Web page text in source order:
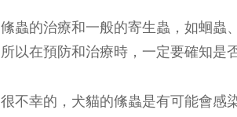
絛蟲的治療和一般的寄生蟲，如蛔蟲
所以在預防和治療時，一定要確知是
很不幸的，犬貓的絛蟲是有可能會感